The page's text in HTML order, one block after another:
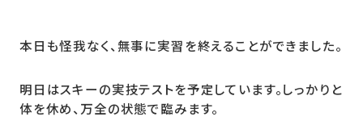
本日も怪我なく、無事に実習を終えることができました。
明日はスキーの実技テストを予定しています。しっかりと
体を休め、万全の状態で臨みます。